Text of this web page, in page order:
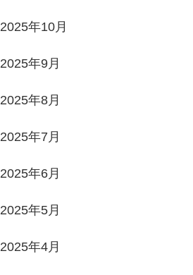
2025年10月
2025年9月
2025年8月
2025年7月
2025年6月
2025年5月
2025年4月